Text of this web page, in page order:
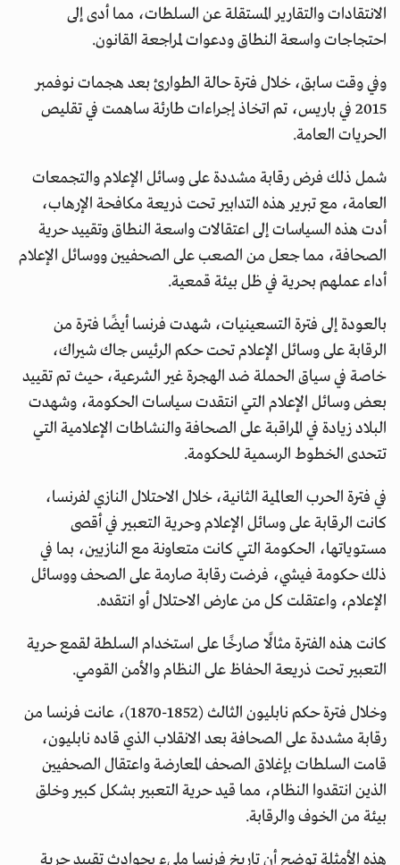
الانتقادات والتقارير المستقلة عن السلطات، مما أدى إلى
احتجاجات واسعة النطاق ودعوات لمراجعة القانون.
وفي وقت سابق، خلال فترة حالة الطوارئ بعد هجمات نوفمبر
2015 في باريس، تم اتخاذ إجراءات طارئة ساهمت في تقليص
الحريات العامة.
شمل ذلك فرض رقابة مشددة على وسائل الإعلام والتجمعات
العامة، مع تبرير هذه التدابير تحت ذريعة مكافحة الإرهاب،
أدت هذه السياسات إلى اعتقالات واسعة النطاق وتقييد حرية
الصحافة، مما جعل من الصعب على الصحفيين ووسائل الإعلام
أداء عملهم بحرية في ظل بيئة قمعية.
بالعودة إلى فترة التسعينيات، شهدت فرنسا أيضًا فترة من
الرقابة على وسائل الإعلام تحت حكم الرئيس جاك شيراك،
خاصة في سياق الحملة ضد الهجرة غير الشرعية، حيث تم تقييد
بعض وسائل الإعلام التي انتقدت سياسات الحكومة، وشهدت
البلاد زيادة في المراقبة على الصحافة والنشاطات الإعلامية التي
تتحدى الخطوط الرسمية للحكومة.
في فترة الحرب العالمية الثانية، خلال الاحتلال النازي لفرنسا،
كانت الرقابة على وسائل الإعلام وحرية التعبير في أقصى
مستوياتها، الحكومة التي كانت متعاونة مع النازيين، بما في
ذلك حكومة فيشي، فرضت رقابة صارمة على الصحف ووسائل
الإعلام، واعتقلت كل من عارض الاحتلال أو انتقده.
كانت هذه الفترة مثالًا صارخًا على استخدام السلطة لقمع حرية
التعبير تحت ذريعة الحفاظ على النظام والأمن القومي.
وخلال فترة حكم نابليون الثالث (1852-1870)، عانت فرنسا من
رقابة مشددة على الصحافة بعد الانقلاب الذي قاده نابليون،
قامت السلطات بإغلاق الصحف المعارضة واعتقال الصحفيين
الذين انتقدوا النظام، مما قيد حرية التعبير بشكل كبير وخلق
بيئة من الخوف والرقابة.
هذه الأمثلة توضح أن تاريخ فرنسا مليء بحوادث تقييد حرية